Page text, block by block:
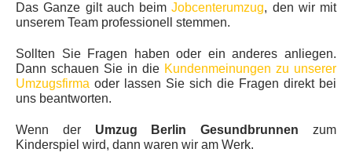
Das Ganze gilt auch beimJobcenterumzug, den wir mit
unserem Team professionell stemmen.
Sollten Sie Fragen haben oder ein anderes anliegen.
Dann schauen Sie in die Kundenmeinungen zu unserer
Umzugsfirma oder lassen Sie sich die Fragen direkt bei
uns beantworten.
Wenn der Umzug Berlin Gesundbrunnen zum
Kinderspiel wird, dann waren wir am Werk.